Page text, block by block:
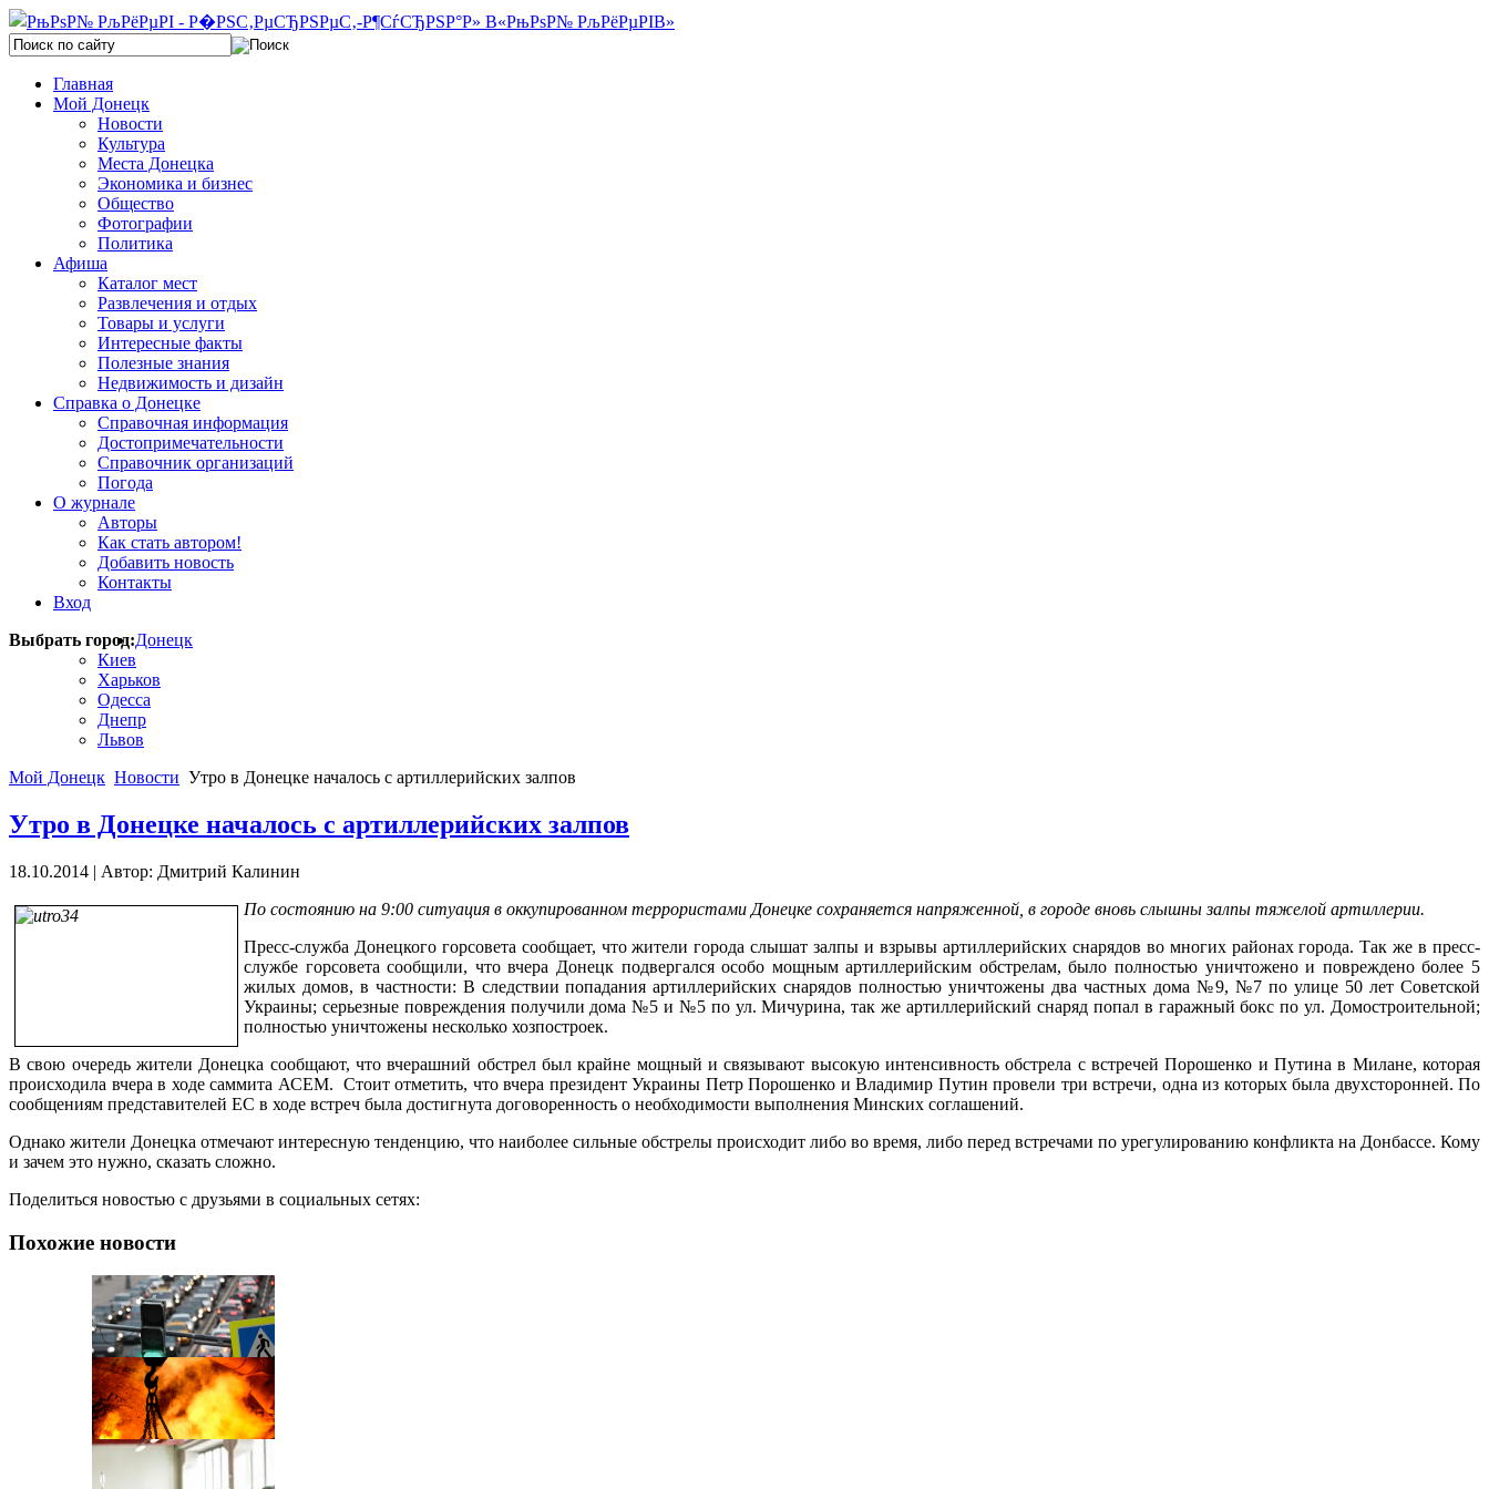
Главная
Мой Донецк
Новости
Культура
Места Донецка
Экономика и бизнес
Общество
Фотографии
Политика
Афиша
Каталог мест
Развлечения и отдых
Товары и услуги
Интересные факты
Полезные знания
Недвижимость и дизайн
Справка о Донецке
Справочная информация
Достопримечательности
Справочник организаций
Погода
О журнале
Авторы
Как стать автором!
Добавить новость
Контакты
Вход
Выбрать город:Донецк
Киев
Харьков
Одесса
Днепр
Львов
Мой Донецк Новости Утро в Донецке началось с артиллерийских залпов
Утро в Донецке началось с артиллерийских залпов
18.10.2014 | Автор: Дмитрий Калинин
По состоянию на 9:00 ситуация в оккупированном террористами Донецке сохраняется напряженной, в городе вновь слышны залпы тяжелой артиллерии.
Пресс-служба Донецкого горсовета сообщает, что жители города слышат залпы и взрывы артиллерийских снарядов во многих районах города. Так же в пресс-
службе горсовета сообщили, что вчера Донецк подвергался особо мощным артиллерийским обстрелам, было полностью уничтожено и повреждено более 5
жилых домов, в частности: В следствии попадания артиллерийских снарядов полностью уничтожены два частных дома №9, №7 по улице 50 лет Советской
Украины; серьезные повреждения получили дома №5 и №5 по ул. Мичурина, так же артиллерийский снаряд попал в гаражный бокс по ул. Домостроительной;
полностью уничтожены несколько хозпостроек.
В свою очередь жители Донецка сообщают, что вчерашний обстрел был крайне мощный и связывают высокую интенсивность обстрела с встречей Порошенко и Путина в Милане, которая
происходила вчера в ходе саммита АСЕМ. Стоит отметить, что вчера президент Украины Петр Порошенко и Владимир Путин провели три встречи, одна из которых была двухсторонней. По
сообщениям представителей ЕС в ходе встреч была достигнута договоренность о необходимости выполнения Минских соглашений.
Однако жители Донецка отмечают интересную тенденцию, что наиболее сильные обстрелы происходит либо во время, либо перед встречами по урегулированию конфликта на Донбассе. Кому
и зачем это нужно, сказать сложно.
Поделиться новостью с друзьями в социальных сетях:
Похожие новости
Черга на кордоні